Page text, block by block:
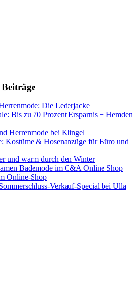
Beiträge
Die Lederjacke
Bis zu 70 Prozent Ersparnis + Hemden
Herrenmode bei Klingel
Kostüme & Hosenanzüge für Büro und
und warm durch den Winter
Bademode im C&A Online Shop
Online-Shop
Verkauf-Special bei Ulla